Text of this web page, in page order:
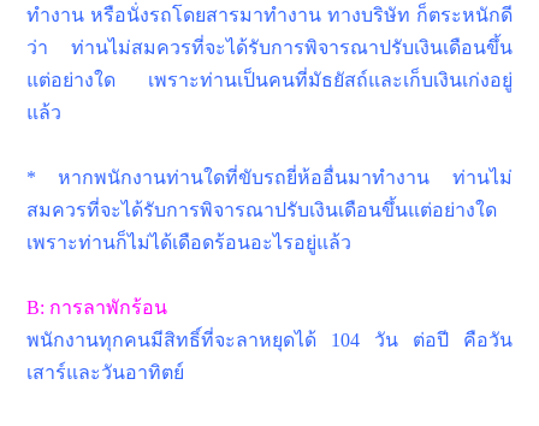
ทำงาน หรือนั่งรถโดยสารมาทำงาน ทางบริษัท ก็ตระหนักดี
ว่า ท่านไม่สมควรที่จะได้รับการพิจารณาปรับเงินเดือนขึ้น
แต่อย่างใด เพราะท่านเป็นคนที่มัธยัสถ์และเก็บเงินเก่งอยู่
แล้ว
* หากพนักงานท่านใดที่ขับรถยี่ห้ออื่นมาทำงาน ท่านไม่
สมควรที่จะได้รับการพิจารณาปรับเงินเดือนขึ้นแต่อย่างใด
เพราะท่านก็ไม่ได้เดือดร้อนอะไรอยู่แล้ว
B: การลาพักร้อน
พนักงานทุกคนมีสิทธิ์ที่จะลาหยุดได้ 104 วัน ต่อปี คือวัน
เสาร์และวันอาทิตย์